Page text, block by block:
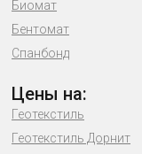
Биомат
Бентомат
Спанбонд
Цены на:
Геотекстиль
Геотекстиль Дорнит